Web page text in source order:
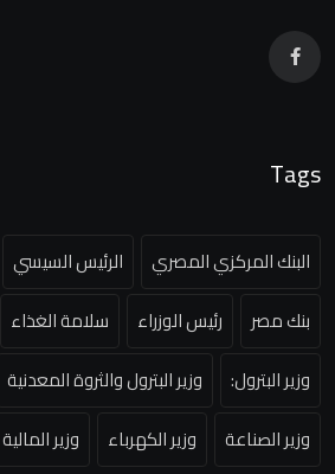
Tags
البنك المركزي المصري الرئيس السيسي
بنك مصر
رئيس الوزراء سلامة الغذاء
وزير البترول:
وزير البترول والثروة المعدنية
وزير الصناعة
وزير الكهرباء وزير المالية